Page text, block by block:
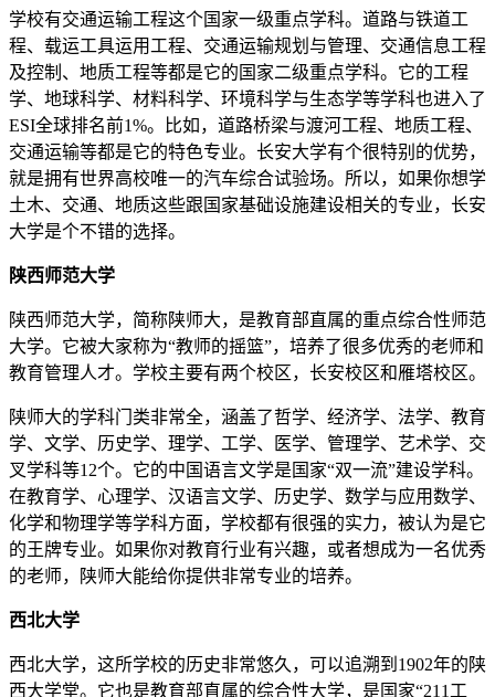
学校有交通运输工程这个国家一级重点学科。道路与铁道工
程、载运工具运用工程、交通运输规划与管理、交通信息工程
及控制、地质工程等都是它的国家二级重点学科。它的工程
学、地球科学、材料科学、环境科学与生态学等学科也进入了
ESI全球排名前1%。比如，道路桥梁与渡河工程、地质工程、
交通运输等都是它的特色专业。长安大学有个很特别的优势，
就是拥有世界高校唯一的汽车综合试验场。所以，如果你想学
土木、交通、地质这些跟国家基础设施建设相关的专业，长安
大学是个不错的选择。
陕西师范大学
陕西师范大学，简称陕师大，是教育部直属的重点综合性师范
大学。它被大家称为“教师的摇篮”，培养了很多优秀的老师和
教育管理人才。学校主要有两个校区，长安校区和雁塔校区。
陕师大的学科门类非常全，涵盖了哲学、经济学、法学、教育
学、文学、历史学、理学、工学、医学、管理学、艺术学、交
叉学科等12个。它的中国语言文学是国家“双一流”建设学科。
在教育学、心理学、汉语言文学、历史学、数学与应用数学、
化学和物理学等学科方面，学校都有很强的实力，被认为是它
的王牌专业。如果你对教育行业有兴趣，或者想成为一名优秀
的老师，陕师大能给你提供非常专业的培养。
西北大学
西北大学，这所学校的历史非常悠久，可以追溯到1902年的陕
西大学堂。它也是教育部直属的综合性大学，是国家“211工